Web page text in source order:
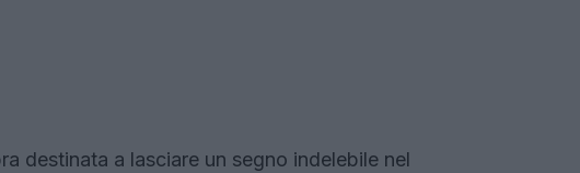
destinata a lasciare un segno indelebile nel